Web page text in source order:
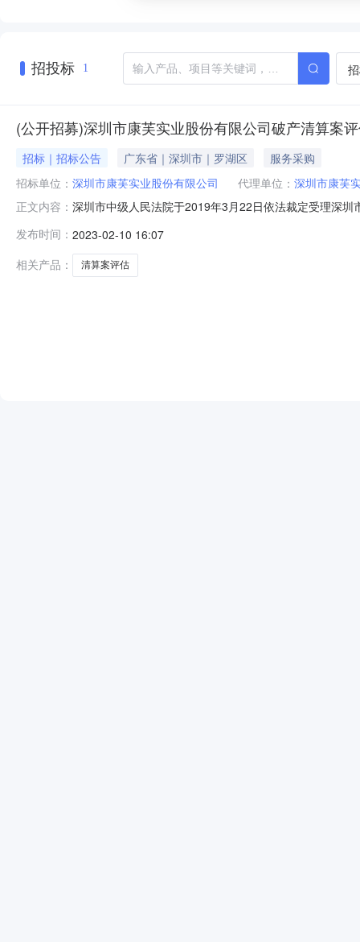
招投标 1
(公开招募)深圳市康芙实业股份有限公司破产清算案
招标｜招标公告 广东省｜深圳市｜罗湖区
服务采购
招标单位： 深圳市康芙实业股份有限公司 代理单位： 深圳市康芙
正文内容： 深圳市中级人民法院于2019年3月22日依法裁定受理深
人委托审计和评估工作规范（试行）》、《深圳市破产
机构，对康芙公司名下的土地
发布时间： 2023-02-10 16:07
相关产品：
清算案评估